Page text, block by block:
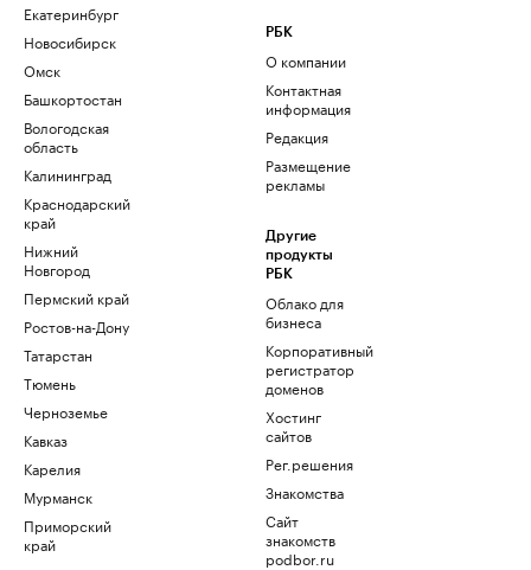
Екатеринбург
Новосибирск
Омск
Башкортостан
Вологодская
область
Калининград
Краснодарский
край
Нижний
Новгород
Пермский край
Ростов-на-Дону
Татарстан
Тюмень
Черноземье
Кавказ
Карелия
Мурманск
Приморский
край
РБК
О компании
Контактная
информация
Редакция
Размещение
рекламы
Другие
продукты
РБК
Облако для
бизнеса
Корпоративный
регистратор
доменов
Хостинг
сайтов
Рег.решения
Знакомства
Сайт
знакомств
podbor.ru